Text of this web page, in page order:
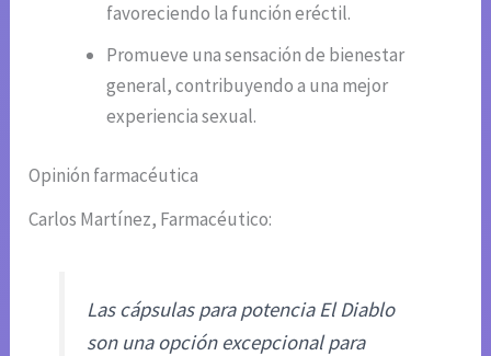
favoreciendo la función eréctil.
Promueve una sensación de bienestar
general, contribuyendo a una mejor
experiencia sexual.
Opinión farmacéutica
Carlos Martínez, Farmacéutico:
Las cápsulas para potencia El Diablo
son una opción excepcional para